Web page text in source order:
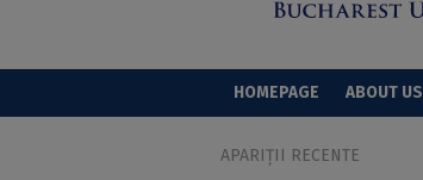
HOMEPAGE ABOUT US
APARIȚII RECENTE